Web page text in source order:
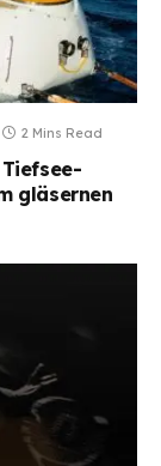
2 Mins Read
gläsernen